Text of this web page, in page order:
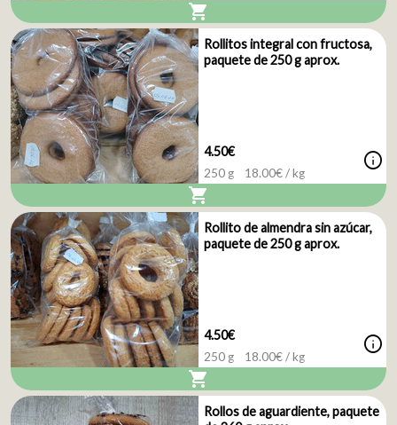
shopping_cart
Rollitos integral con fructosa,
paquete de 250 g aprox.
4.50€
250 g 18.00€ / kg info
shopping_cart
Rollito de almendra sin azúcar,
paquete de 250 g aprox.
4.50€
250 g 18.00€ / kg info
shopping_cart
Rollos de aguardiente, paquete